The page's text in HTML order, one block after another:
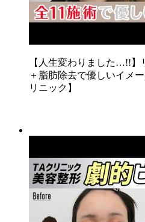
【人生変わりました…!!】
＋脂肪除去で優しいイメ
リニック】